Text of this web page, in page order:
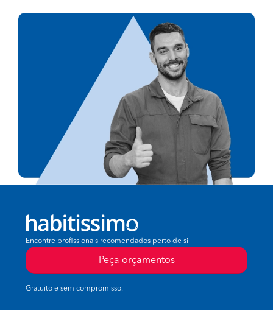
Encontre profissionais recomendados perto de si
Peça orçamentos
Gratuito e sem compromisso.